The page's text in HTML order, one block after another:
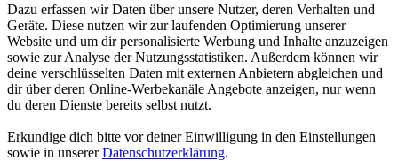
Dazu erfassen wir Daten über unsere Nutzer, deren Verhalten und
Geräte. Diese nutzen wir zur laufenden Optimierung unserer
Website und um dir personalisierte Werbung und Inhalte anzuzeigen
sowie zur Analyse der Nutzungsstatistiken. Außerdem können wir
deine verschlüsselten Daten mit externen Anbietern abgleichen und
dir über deren Online-Werbekanäle Angebote anzeigen, nur wenn
du deren Dienste bereits selbst nutzt.
Erkundige dich bitte vor deiner Einwilligung in den Einstellungen
sowie in unsererDatenschutzerklärung.